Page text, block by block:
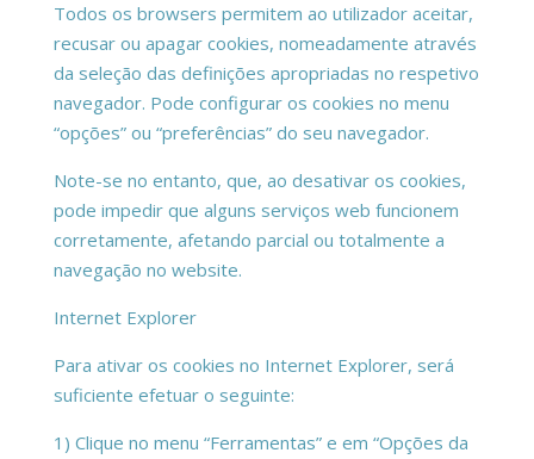
Todos os browsers permitem ao utilizador aceitar,
recusar ou apagar cookies, nomeadamente através
da seleção das definições apropriadas no respetivo
navegador. Pode configurar os cookies no menu
“opções” ou “preferências” do seu navegador.
Note-se no entanto, que, ao desativar os cookies,
pode impedir que alguns serviços web funcionem
corretamente, afetando parcial ou totalmente a
navegação no website.
Internet Explorer
Para ativar os cookies no Internet Explorer, será
suficiente efetuar o seguinte:
1) Clique no menu “Ferramentas” e em “Opções da